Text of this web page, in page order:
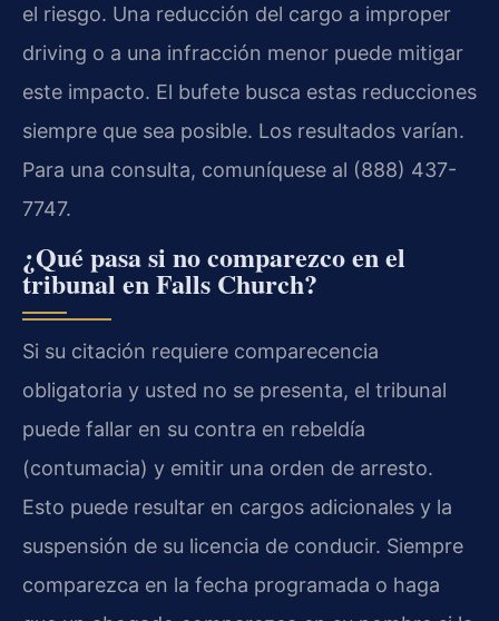
el riesgo. Una reducción del cargo a improper
driving o a una infracción menor puede mitigar
este impacto. El bufete busca estas reducciones
siempre que sea posible. Los resultados varían.
Para una consulta, comuníquese al (888) 437-
7747.
¿Qué pasa si no comparezco en el
tribunal en Falls Church?
Si su citación requiere comparecencia
obligatoria y usted no se presenta, el tribunal
puede fallar en su contra en rebeldía
(contumacia) y emitir una orden de arresto.
Esto puede resultar en cargos adicionales y la
suspensión de su licencia de conducir. Siempre
comparezca en la fecha programada o haga